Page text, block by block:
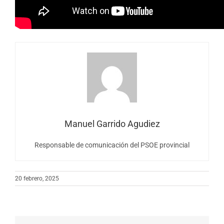
Manuel Garrido Agudiez
Responsable de comunicación del PSOE provincial
20 febrero, 2025